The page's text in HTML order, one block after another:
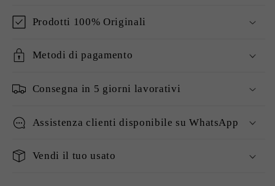
Prodotti 100% Originali
Metodi di pagamento
Consegna in 5 giorni lavorativi
Assistenza clienti disponibile su WhatsApp
Vendi il tuo usato